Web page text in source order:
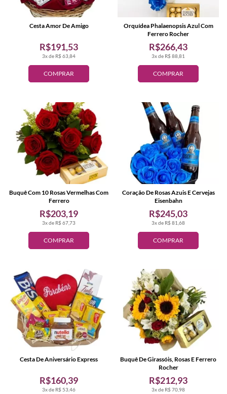
COMPRAR
3x de R$ 63,84
R$191,53
Cesta Amor De Amigo
COMPRAR
3x de R$ 88,81
R$266,43
Orquídea Phalaenopsis Azul Com
Ferrero Rocher
COMPRAR
3x de R$ 67,73
R$203,19
Buquê Com 10 Rosas Vermelhas Com
Ferrero
COMPRAR
3x de R$ 81,68
R$245,03
Coração De Rosas Azuis E Cervejas
Eisenbahn
3x de R$ 53,46
R$160,39
Cesta De Aniversário Express
3x de R$ 70,98
R$212,93
Buquê De Girassóis, Rosas E Ferrero
Rocher